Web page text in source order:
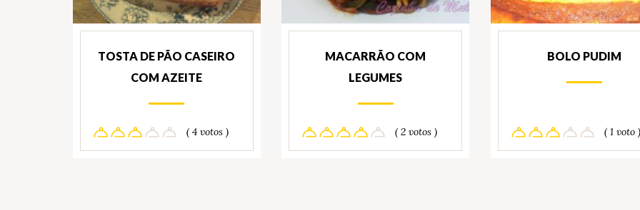
TOSTA DE PÃO CASEIRO
COM AZEITE
( 4 votos )
MACARRÃO COM
LEGUMES
( 2 votos )
BOLO PUDIM
( 1 voto )